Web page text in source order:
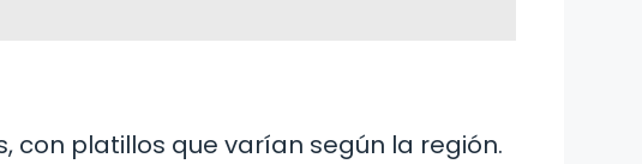
con platillos que varían según la región.